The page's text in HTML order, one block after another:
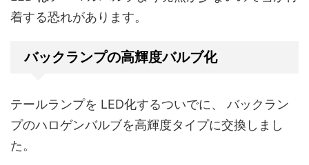
着する恐れがあります。
バックランプの高輝度バルブ化
テールランプを LED化するついでに、 バックラン
プのハロゲンバルブを高輝度タイプに交換しまし
た。